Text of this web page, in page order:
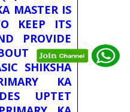
MASTER IS
KEEP ITS
PROVIDE
BASIC
SHIKSHA
KA
UPTET